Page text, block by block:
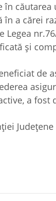
a cărei
Legea
şi
de
a fost